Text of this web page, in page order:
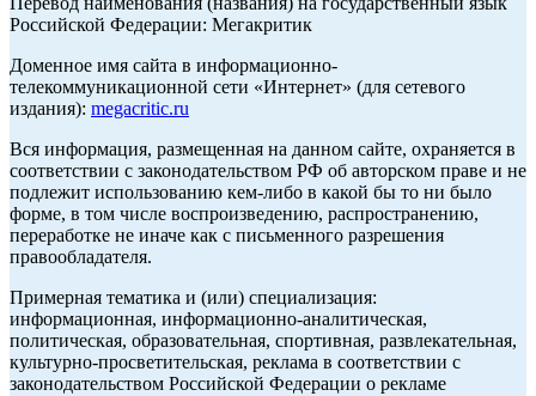
Российской Федерации: Мегакритик
Доменное имя сайта в информационно-
телекоммуникационной сети «Интернет» (для сетевого
издания): megacritic.ru
Вся информация, размещенная на данном сайте, охраняется в
соответствии с законодательством РФ об авторском праве и не
подлежит использованию кем-либо в какой бы то ни было
форме, в том числе воспроизведению, распространению,
переработке не иначе как с письменного разрешения
правообладателя.
Примерная тематика и (или) специализация:
информационная, информационно-аналитическая,
политическая, образовательная, спортивная, развлекательная,
культурно-просветительская, реклама в соответствии с
законодательством Российской Федерации о рекламе